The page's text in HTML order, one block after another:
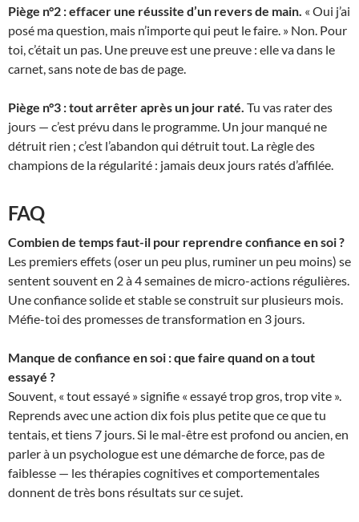
Piège n°2 : effacer une réussite d’un revers de main. « Oui j’ai
posé ma question, mais n’importe qui peut le faire. » Non. Pour
toi, c’était un pas. Une preuve est une preuve : elle va dans le
carnet, sans note de bas de page.
Piège n°3 : tout arrêter après un jour raté. Tu vas rater des
jours — c’est prévu dans le programme. Un jour manqué ne
détruit rien ; c’est l’abandon qui détruit tout. La règle des
champions de la régularité : jamais deux jours ratés d’affilée.
FAQ
Combien de temps faut-il pour reprendre confiance en soi ?
Les premiers effets (oser un peu plus, ruminer un peu moins) se
sentent souvent en 2 à 4 semaines de micro-actions régulières.
Une confiance solide et stable se construit sur plusieurs mois.
Méfie-toi des promesses de transformation en 3 jours.
Manque de confiance en soi : que faire quand on a tout
essayé ?
Souvent, « tout essayé » signifie « essayé trop gros, trop vite ».
Reprends avec une action dix fois plus petite que ce que tu
tentais, et tiens 7 jours. Si le mal-être est profond ou ancien, en
parler à un psychologue est une démarche de force, pas de
faiblesse — les thérapies cognitives et comportementales
donnent de très bons résultats sur ce sujet.